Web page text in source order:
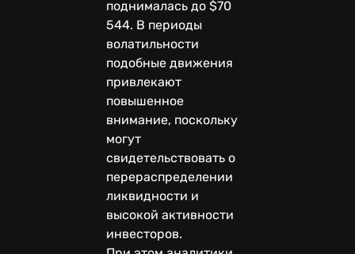
поднималась до $70
544. В периоды
волатильности
подобные движения
привлекают
повышенное
внимание, поскольку
могут
свидетельствовать о
перераспределении
ликвидности и
высокой активности
инвесторов.